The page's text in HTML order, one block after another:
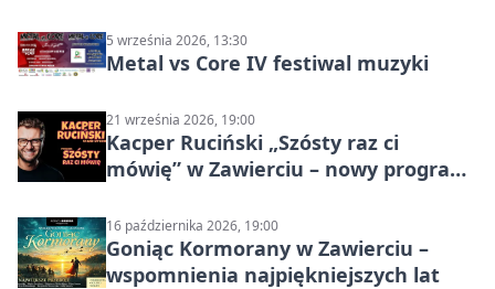
5 września 2026, 13:30
Metal vs Core IV festiwal muzyki
21 września 2026, 19:00
Kacper Ruciński „Szósty raz ci
mówię” w Zawierciu – nowy program
16 października 2026, 19:00
Goniąc Kormorany w Zawierciu –
wspomnienia najpiękniejszych lat